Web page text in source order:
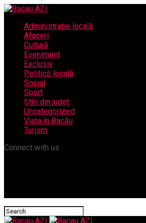
Administrație locală
Afaceri
Cultură
Eveniment
Exclusiv
Politică locală
Social
Sport
Știri din județ
Uncategorized
Viața în Bacău
Turism
Connect with us